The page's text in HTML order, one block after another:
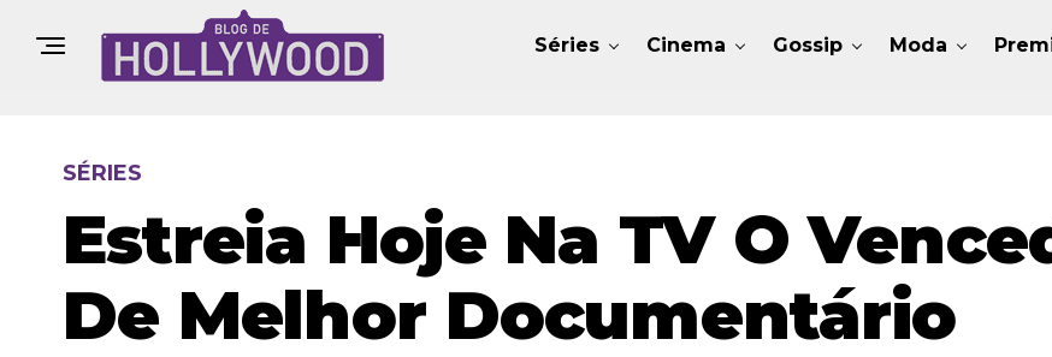
Séries Cinema Gossip Moda
SÉRIES
Estreia Hoje Na TV O
De Melhor Documentário